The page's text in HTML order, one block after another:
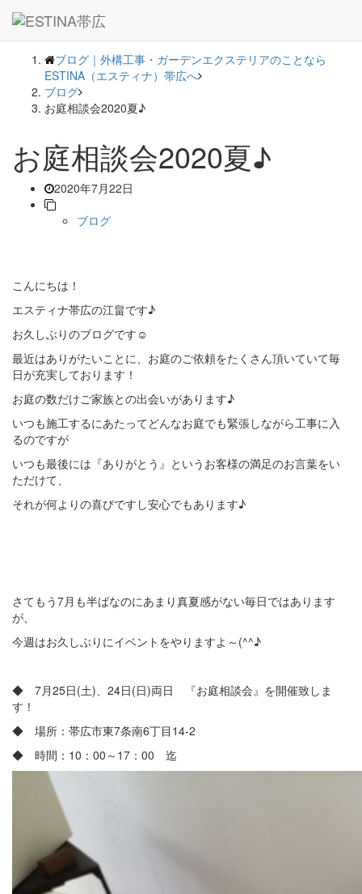
― BLOG ―
ブログ｜外構工事・ガーデンエクステリアのことなら
ESTINA（エスティナ）帯広へ
ブログ
お庭相談会2020夏♪
お庭相談会2020夏♪
2020年7月22日
ブログ
こんにちは！
エスティナ帯広の江畠です♪
お久しぶりのブログです☺
最近はありがたいことに、お庭のご依頼をたくさん頂いていて毎
日が充実しております！
お庭の数だけご家族との出会いがあります♪
いつも施工するにあたってどんなお庭でも緊張しながら工事に入
るのですが
いつも最後には『ありがとう』というお客様の満足のお言葉をい
ただけて、
それが何よりの喜びですし安心でもあります♪
さてもう7月も半ばなのにあまり真夏感がない毎日ではあります
が、
今週はお久しぶりにイベントをやりますよ～(^^♪
◆ 7月25日(土)、24日(日)両日 『お庭相談会』を開催致しま
す！
◆ 場所：帯広市東7条南6丁目14-2
◆ 時間：10：00～17：00 迄